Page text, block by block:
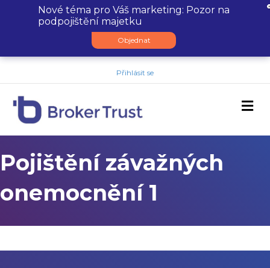
Přihlásit se
Pojištění závažných
onemocnění 1
Nové téma pro Váš marketing: Pozor na
podpojištění majetku
Objednat